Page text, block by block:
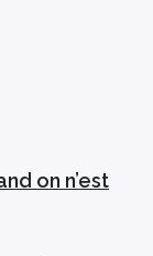
on n’est